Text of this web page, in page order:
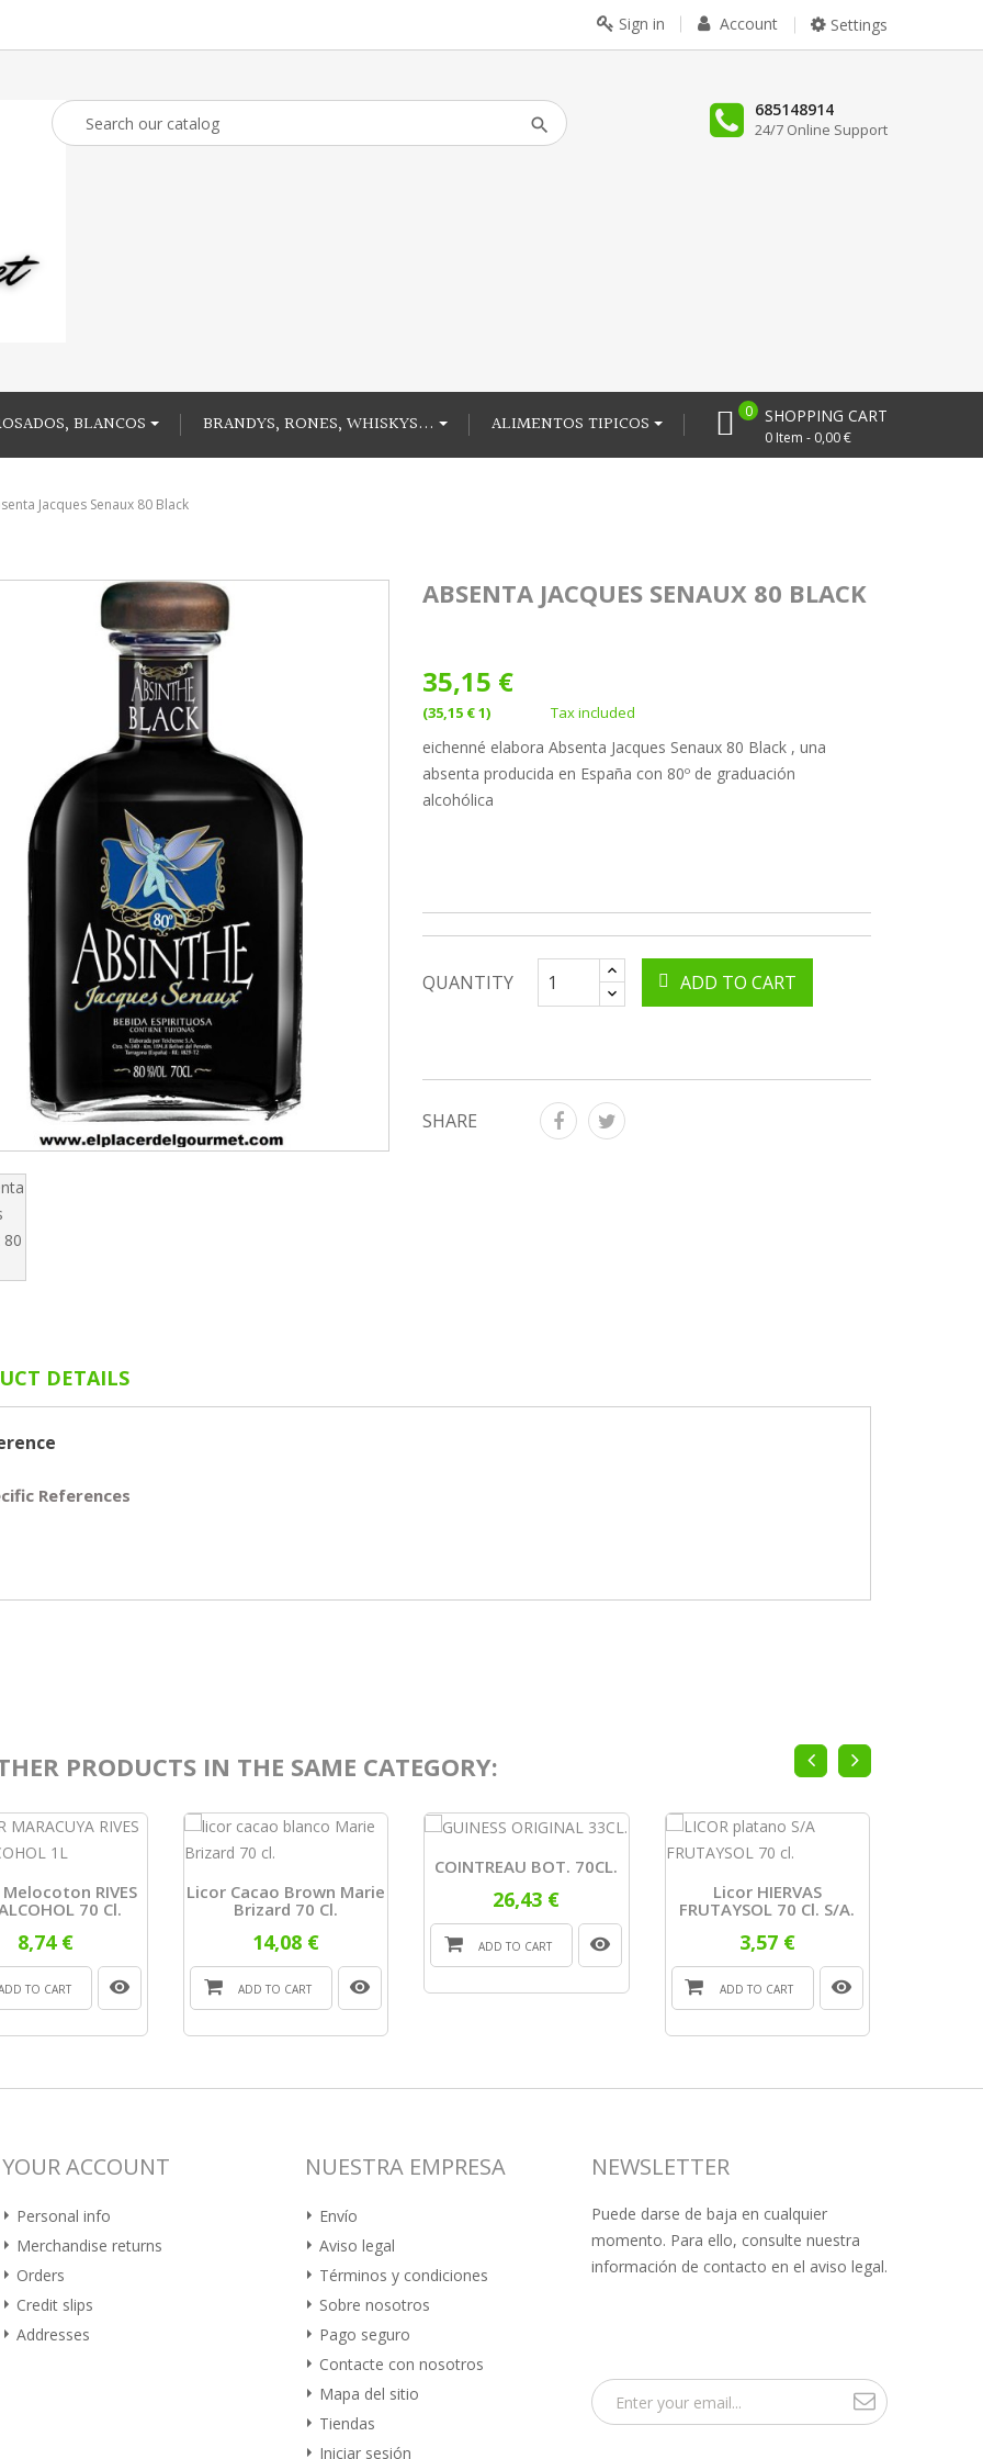
Settings
Account
Sign in
685148914
24/7 Online Support
SHOPPING CART
0 Item - 0,00 €
0
BLANCOS BRANDYS, RONES, WHISKYS... ALIMENTOS TIPICOS
Jacques Senaux 80 Black
ABSENTA JACQUES SENAUX 80 BLACK
35,15 €
(35,15 € 1) Tax included
eichenné elabora Absenta Jacques Senaux 80 Black , una
absenta producida en España con 80º de graduación
alcohólica
QUANTITY ADD TO CART
SHARE
DETAILS
References
PRODUCTS IN THE SAME CATEGORY:
Melocoton RIVES
70 Cl.
8,74 €
TO CART
Licor Cacao Brown Marie
Brizard 70 Cl.
14,08 €
ADD TO CART
COINTREAU BOT. 70CL.
26,43 €
ADD TO CART
Licor HIERVAS
FRUTAYSOL 70 Cl. S/a.
3,57 €
ADD TO CART
YOUR ACCOUNT
Personal info
Merchandise returns
Orders
Credit slips
Addresses
NUESTRA EMPRESA
Envío
Aviso legal
Términos y condiciones
Sobre nosotros
Pago seguro
Contacte con nosotros
Mapa del sitio
Tiendas
Iniciar sesión
NEWSLETTER
Puede darse de baja en cualquier
momento. Para ello, consulte nuestra
información de contacto en el aviso legal.